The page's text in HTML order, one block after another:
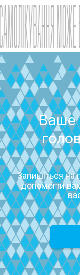
Ваше
Запишіться на
допомогти